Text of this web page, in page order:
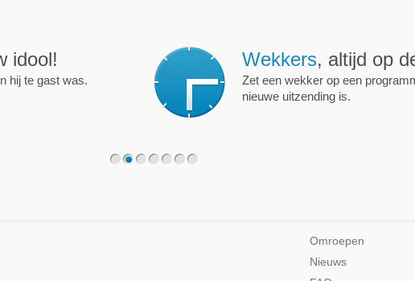
Wekkers , altijd op de hoogte!
Zet een wekker op een programma of persoon en je krijgt een mailtje als er een
Omroepen
Nieuws